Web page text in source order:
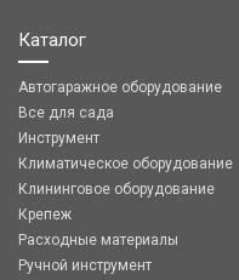
Каталог
Автогаражное оборудование
Все для сада
Инструмент
Климатическое оборудование
Клининговое оборудование
Крепеж
Расходные материалы
Ручной инструмент